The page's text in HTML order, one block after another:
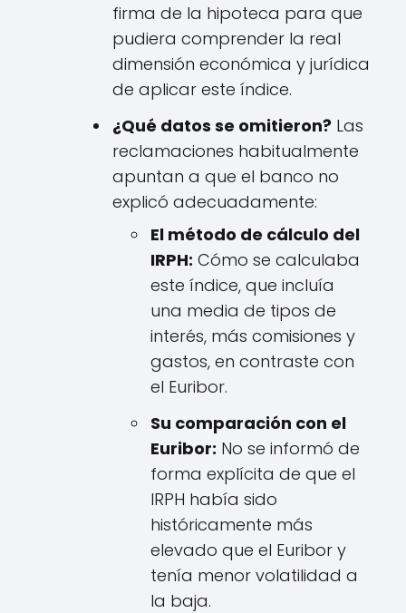
firma de la hipoteca para que
pudiera comprender la real
dimensión económica y jurídica
de aplicar este índice.
¿Qué datos se omitieron? Las
reclamaciones habitualmente
apuntan a que el banco no
explicó adecuadamente:
El método de cálculo del
IRPH: Cómo se calculaba
este índice, que incluía
una media de tipos de
interés, más comisiones y
gastos, en contraste con
el Euribor.
Su comparación con el
Euribor: No se informó de
forma explícita de que el
IRPH había sido
históricamente más
elevado que el Euribor y
tenía menor volatilidad a
la baja.